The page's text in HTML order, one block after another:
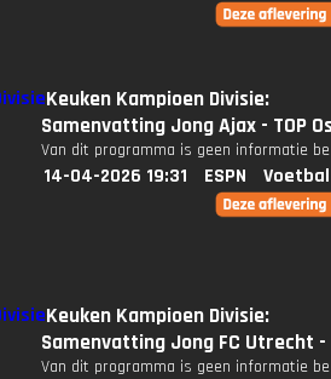
Keuken Kampioen Divisie:
Samenvatting Jong Ajax - TOP
Van dit programma is geen informatie
14-04-2026 19:31 ESPN
Keuken Kampioen Divisie:
Samenvatting Jong FC Utrecht
Van dit programma is geen informatie